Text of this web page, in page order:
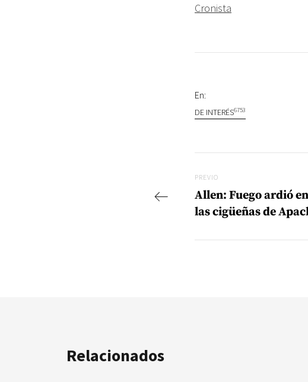
Cronista
En:
DE INTERÉS6753
Previo
PREVIO
Allen: Fuego ardió
las cigüeñas de
Relacionados